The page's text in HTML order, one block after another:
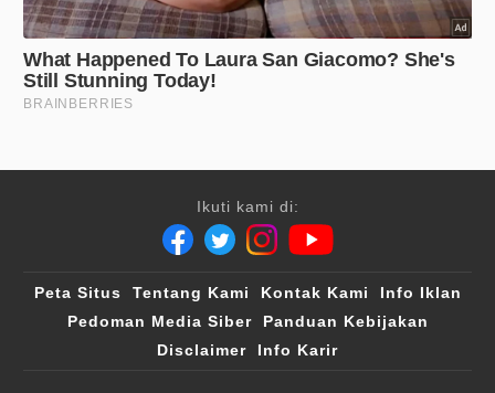
Ikuti kami di:
Peta Situs Tentang Kami Kontak Kami
Info Iklan
Pedoman Media Siber
Panduan Kebijakan
Disclaimer
Info Karir